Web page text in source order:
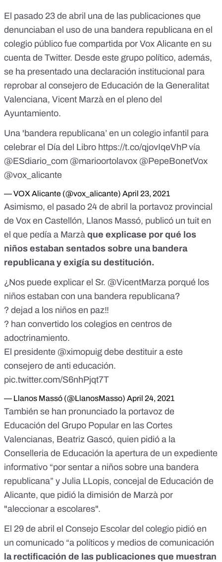
El pasado 23 de abril una de las publicaciones que
denunciaban el uso de una bandera republicana en el
colegio público fue compartida por Vox Alicante en su
cuenta de Twitter. Desde este grupo político, además,
se ha presentado una declaración institucional para
reprobar al consejero de Educación de la Generalitat
Valenciana, Vicent Marzà en el pleno del
Ayuntamiento.
Una 'bandera republicana’ en un colegio infantil para
celebrar el Día del Libro https://t.co/qjovIqeVhPvía
@ESdiario_com @marioortolavox @PepeBonetVox
@vox_alicante
— VOX Alicante (@vox_alicante) April 23, 2021
Asimismo, el pasado 24 de abril la portavoz provincial
de Vox en Castellón, Llanos Massó, publicó un tuit en
el que pedía a Marzà que explicase por qué los
niños estaban sentados sobre una bandera
republicana y exigía su destitución.
¿Nos puede explicar el Sr. @VicentMarza porqué los
niños estaban con una bandera republicana?
? dejad a los niños en paz‼️
? han convertido los colegios en centros de
adoctrinamiento.
El presidente @ximopuig debe destituir a este
consejero de anti educación.
pic.twitter.com/S6nhPjqt7T
— Llanos Massó (@LlanosMasso) April 24, 2021
También se han pronunciado la portavoz de
Educación del Grupo Popular en las Cortes
Valencianas, Beatriz Gascó, quien pidió a la
Conselleria de Educación la apertura de un expediente
informativo “por sentar a niños sobre una bandera
republicana” y Julia LLopis, concejal de Educación de
Alicante, que pidió la dimisión de Marzà por
"aleccionar a escolares".
El 29 de abril el Consejo Escolar del colegio pidió en
un comunicado “a políticos y medios de comunicación
la rectificación de las publicaciones que muestran